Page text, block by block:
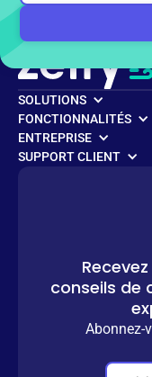
SOLUTIONS
FONCTIONNALITÉS
ENTREPRISE
SUPPORT CLIENT
conseils de
Abonnez-